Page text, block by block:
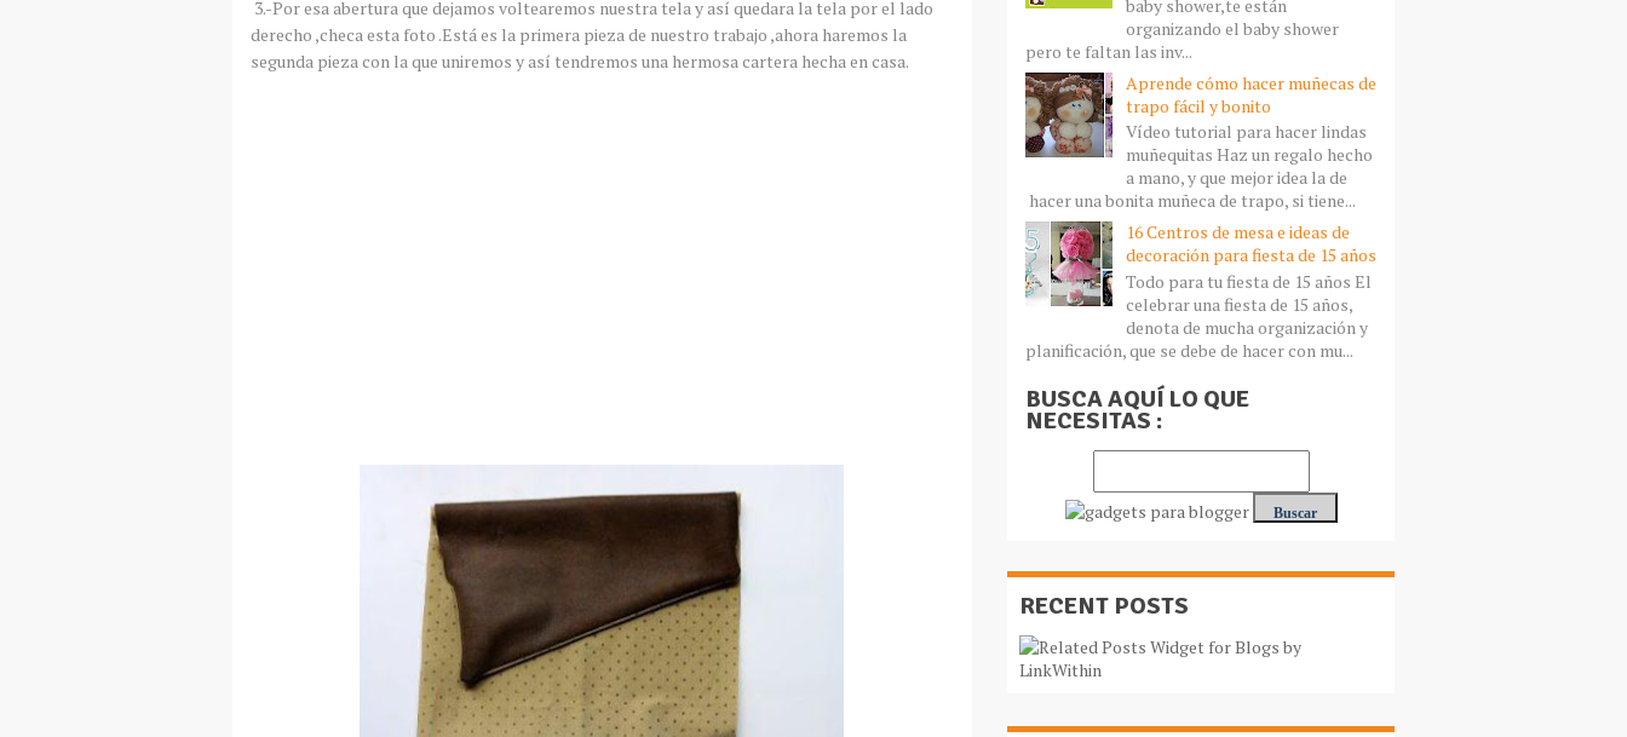
3.-Por esa abertura que dejamos voltearemos nuestra tela y así quedara la tela por el lado
derecho ,checa esta foto .Está es la primera pieza de nuestro trabajo ,ahora haremos la
segunda pieza con la que uniremos y así tendremos una hermosa cartera hecha en casa.
baby shower,te están
organizando el baby shower
pero te faltan las inv...
Aprende cómo hacer muñecas de
trapo fácil y bonito
Vídeo tutorial para hacer lindas
muñequitas Haz un regalo hecho
a mano, y que mejor idea la de
hacer una bonita muñeca de trapo, si tiene...
16 Centros de mesa e ideas de
decoración para fiesta de 15 años
Todo para tu fiesta de 15 años El
celebrar una fiesta de 15 años,
denota de mucha organización y
planificación, que se debe de hacer con mu...
BUSCA AQUÍ LO QUE
NECESITAS :
RECENT POSTS